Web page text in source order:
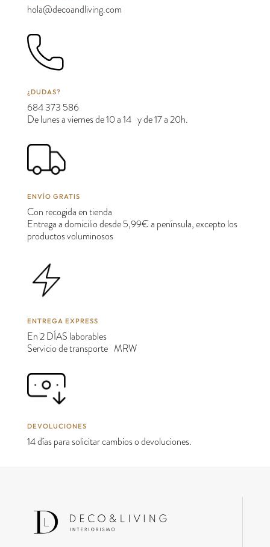
hola@decoandliving.com
¿DUDAS?
684 373 586
De lunes a viernes de 10 a 14 y de 17 a 20h.
ENVÍO GRATIS
Con recogida en tienda
Entrega a domicilio desde 5,99€ a península, excepto los
productos voluminosos
ENTREGA EXPRESS
En 2 DÍAS laborables
Servicio de transporte MRW
DEVOLUCIONES
14 días para solicitar cambios o devoluciones.